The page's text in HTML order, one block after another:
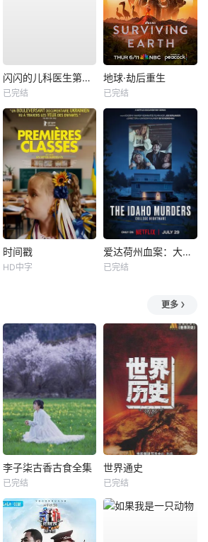
闪闪的儿科医生第四季
已完结
地球·劫后重生
已完结
时间戳
HD中字
爱达荷州血案：大学梦魇
已完结
更多
李子柒古香古食全集
已完结
世界通史
已完结